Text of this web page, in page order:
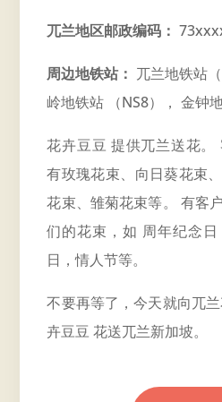
兀兰地区邮政编码：
周边地铁站： 兀兰地铁站
岭地铁站 （NS8）， 金钟
花卉豆豆 提供兀兰送花。
有玫瑰花束、向日葵花束
花束、雏菊花束等。 有客
们的花束，如 周年纪念
日，情人节等。
不要再等了，今天就向兀
卉豆豆 花送兀兰新加坡。